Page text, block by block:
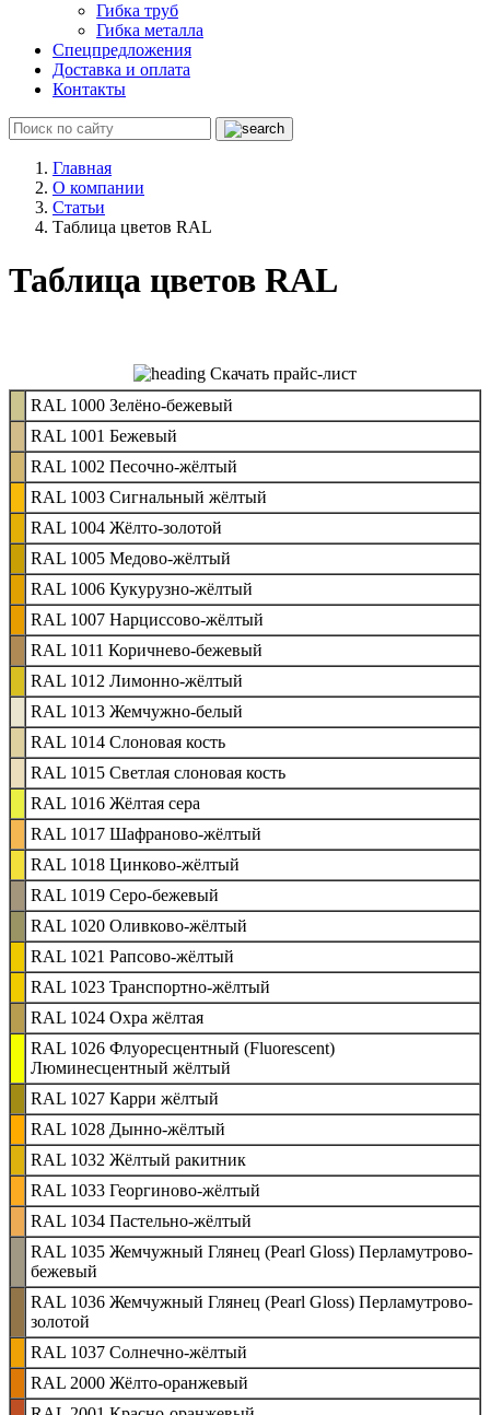
Гибка труб
Гибка металла
Спецпредложения
Доставка и оплата
Контакты
Главная
О компании
Статьи
Таблица цветов RAL
Таблица цветов RAL
Скачать прайс-лист
RAL 1000 Зелёно-бежевый
RAL 1001 Бежевый
RAL 1002 Песочно-жёлтый
RAL 1003 Сигнальный жёлтый
RAL 1004 Жёлто-золотой
RAL 1005 Медово-жёлтый
RAL 1006 Кукурузно-жёлтый
RAL 1007 Нарциссово-жёлтый
RAL 1011 Коричнево-бежевый
RAL 1012 Лимонно-жёлтый
RAL 1013 Жемчужно-белый
RAL 1014 Слоновая кость
RAL 1015 Светлая слоновая кость
RAL 1016 Жёлтая сера
RAL 1017 Шафраново-жёлтый
RAL 1018 Цинково-жёлтый
RAL 1019 Серо-бежевый
RAL 1020 Оливково-жёлтый
RAL 1021 Рапсово-жёлтый
RAL 1023 Транспортно-жёлтый
RAL 1024 Охра жёлтая
RAL 1026 Флуоресцентный (Fluorescent)
Люминесцентный жёлтый
RAL 1027 Карри жёлтый
RAL 1028 Дынно-жёлтый
RAL 1032 Жёлтый ракитник
RAL 1033 Георгиново-жёлтый
RAL 1034 Пастельно-жёлтый
RAL 1035 Жемчужный Глянец (Pearl Gloss) Перламутрово-
бежевый
RAL 1036 Жемчужный Глянец (Pearl Gloss) Перламутрово-
золотой
RAL 1037 Солнечно-жёлтый
RAL 2000 Жёлто-оранжевый